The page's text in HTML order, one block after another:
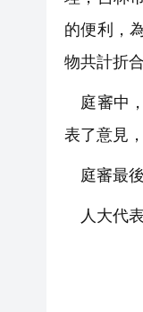
的便利，
物共計折
庭審中
表了意見
庭審最後
人大代表